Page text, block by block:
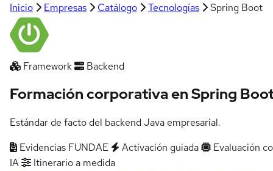
Inicio Empresas Catálogo Tecnologías Spring Boot
Framework Backend
Formación corporativa en Spring
Estándar de facto del backend Java empresarial.
Evidencias FUNDAE
Activación guiada
Evaluación
IA
Itinerario a medida